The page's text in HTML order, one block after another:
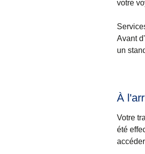
votre
Avant
un
À
Votre
été